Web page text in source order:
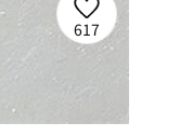
617